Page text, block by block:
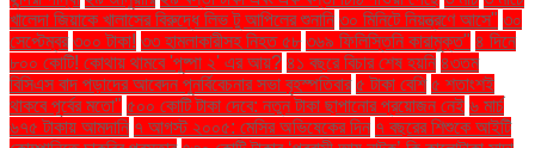
খালেদা জিয়াকে খালাসের বিরুদ্ধে লিভ টু আপিলের শুনানি ৩০ মিনিটে নিয়ন্ত্রণে আসে" ৩০
সেপ্টেম্বর ৩০০ টাকা! ৩৩ হামলাকারীসহ নিহত ৫৮ ৩৬৯ ফিলিস্তিনি কারামুক্ত" ৪ দিনে
৮০০ কোটি! কোথায় থামবে 'পুষ্পা ২' এর আয়? ৪১ বছরে বিচার শেষ হয়নি ৪৩তম
বিসিএস বাদ পড়াদের আবেদন পুনর্বিবেচনার সভা বৃহস্পতিবার ৫ টাকা বেশি ৫ শতাংশই
থাকবে পূর্বের মতো" ৫০০ কোটি টাকা দেবে: নতুন টাকা ছাপানোর প্রয়োজন নেই ৬ মার্চ
৬৭৫ টাকায় আমদানি ৭ আগস্ট ২০০৫: মেসির অভিষেকের দিন ৭ বছরের শিশুকে আইটি